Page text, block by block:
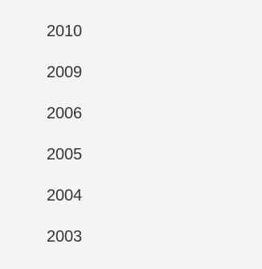
2010
2009
2006
2005
2004
2003